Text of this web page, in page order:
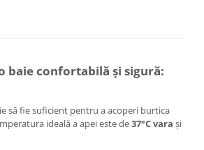
baie confortabilă și sigură:
să fie suficient pentru a acoperi burtica
ideală a apei este de37°C vara și